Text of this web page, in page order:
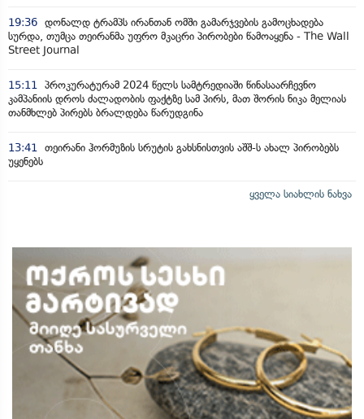
19:36 დონალდ ტრამპს ირანთან ომში გამარჯვების გამოცხადება
სურდა, თუმცა თეირანმა უფრო მკაცრი პირობები წამოაყენა - The Wall
Street Journal
15:11
პროკურატურამ 2024 წელს სამტრედიაში წინასაარჩევნო
კამპანიის დროს ძალადობის ფაქტზე სამ პირს, მათ შორის ნიკა მელიას
თანმხლებ პირებს ბრალდება წარუდგინა
13:41
თეირანი ჰორმუზის სრუტის გახსნისთვის აშშ-ს ახალ პირობებს
უყენებს
ყველა სიახლის ნახვა